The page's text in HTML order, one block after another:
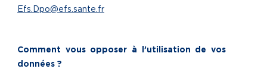
Efs.Dpo@efs.sante.fr
Comment vous opposer à l’utilisation de vos
données ?